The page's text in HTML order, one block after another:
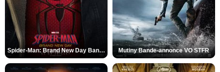
Spider-Man: Brand New Day Bande-annonce VO STFR Mutiny Bande-annonce VO STFR